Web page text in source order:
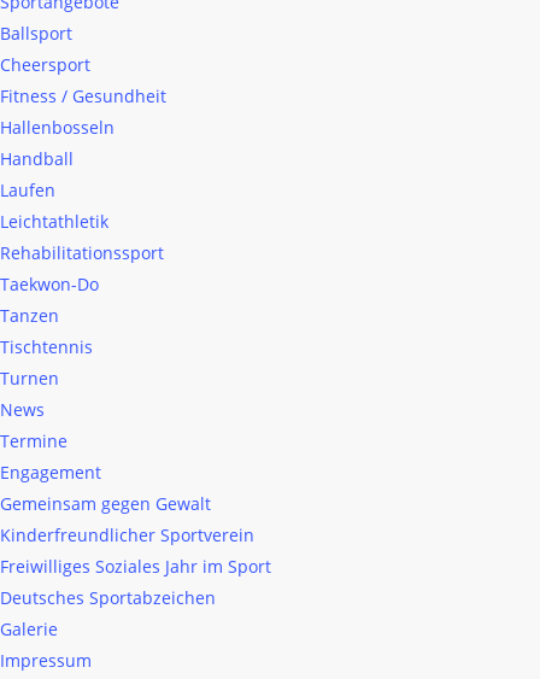
Ballsport
Cheersport
Fitness / Gesundheit
Hallenbosseln
Handball
Laufen
Leichtathletik
Rehabilitationssport
Taekwon-Do
Tanzen
Tischtennis
Turnen
News
Termine
Engagement
Gemeinsam gegen Gewalt
Kinderfreundlicher Sportverein
Freiwilliges Soziales Jahr im Sport
Deutsches Sportabzeichen
Galerie
Impressum